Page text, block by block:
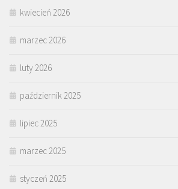
kwiecień 2026
marzec 2026
luty 2026
październik 2025
lipiec 2025
marzec 2025
styczeń 2025